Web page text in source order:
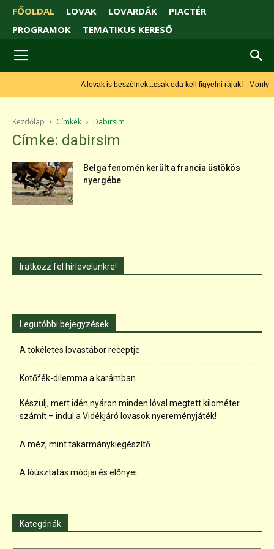
FŐOLDAL LOVAK LOVARDÁK
PIACTÉR
PROGRAMOK
TEMATIKUS KERESŐ
A lovak is beszélnek...csak oda kell figyelni rájuk! - Monty
Kezdőlap Címkék Dabirsim
Címke: dabirsim
Belga fenomén került a francia üstökös
nyergébe
Iratkozz fel hírlevelünkre!
Legutóbbi bejegyzések
A tökéletes lovastábor receptje
Kötőfék-dilemma a karámban
Készülj, mert idén nyáron minden lóval megtett kilométer
számít – indul a Vidékjáró lovasok nyereményjáték!
A méz, mint takarmánykiegészítő
A lóúsztatás módjai és előnyei
Kategóriák